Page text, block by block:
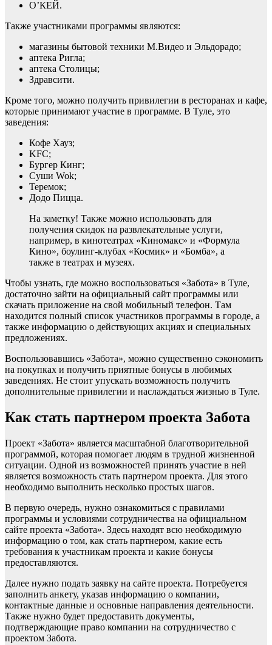
О’КЕЙ.
Также участниками программы являются:
магазины бытовой техники М.Видео и Эльдорадо;
аптека Ригла;
аптека Столицы;
Здравсити.
Кроме того, можно получить привилегии в ресторанах и кафе,
которые принимают участие в программе. В Туле, это
заведения:
Кофе Хауз;
KFC;
Бургер Кинг;
Суши Wok;
Теремок;
Додо Пицца.
На заметку! Также можно использовать для
получения скидок на развлекательные услуги,
например, в кинотеатрах «Киномакс» и «Формула
Кино», боулинг-клубах «Космик» и «Бомба», а
также в театрах и музеях.
Чтобы узнать, где можно воспользоваться «Забота» в Туле,
достаточно зайти на официальный сайт программы или
скачать приложение на свой мобильный телефон. Там
находится полный список участников программы в городе, а
также информацию о действующих акциях и специальных
предложениях.
Воспользовавшись «Забота», можно существенно сэкономить
на покупках и получить приятные бонусы в любимых
заведениях. Не стоит упускать возможность получить
дополнительные привилегии и наслаждаться жизнью в Туле.
Как стать партнером проекта Забота
Проект «Забота» является масштабной благотворительной
программой, которая помогает людям в трудной жизненной
ситуации. Одной из возможностей принять участие в ней
является возможность стать партнером проекта. Для этого
необходимо выполнить несколько простых шагов.
В первую очередь, нужно ознакомиться с правилами
программы и условиями сотрудничества на официальном
сайте проекта «Забота». Здесь находят всю необходимую
информацию о том, как стать партнером, какие есть
требования к участникам проекта и какие бонусы
предоставляются.
Далее нужно подать заявку на сайте проекта. Потребуется
заполнить анкету, указав информацию о компании,
контактные данные и основные направления деятельности.
Также нужно будет предоставить документы,
подтверждающие право компании на сотрудничество с
проектом Забота.